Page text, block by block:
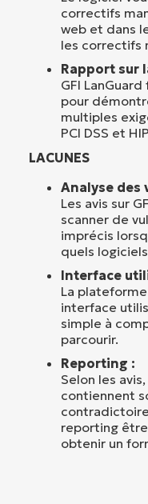
correctifs
web et dans
les correctifs
Rapport sur
GFI
pour
multiples
PCI DSS et
LACUNES
Analyse des
Les avis sur
scanner de
imprécis
quels
Interface
La
interface
simple à
parcourir.
Reporting :
Selon les
contiennent
reporting
obtenir un